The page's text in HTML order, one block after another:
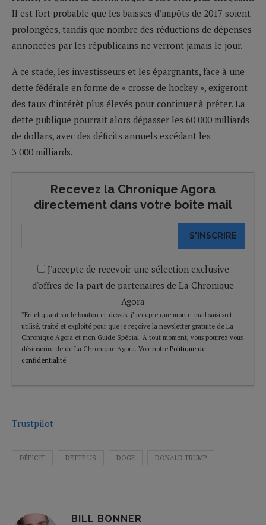
Il est fort probable que les baisses d’impôts de 2017 soient
prolongées, tandis que nombre des réductions de dépenses
annoncées par les républicains ne verront jamais le jour.
A ce stade, les investisseurs et les épargnants, face à une
dette fédérale en forme de « crosse de hockey », exigeront
des taux d’intérêt plus élevés pour continuer à prêter. La
dette publique pourrait alors dépasser les 60 000 milliards
de dollars, avec des déficits annuels excédant les
3 000 milliards.
Recevez la Chronique Agora
directement dans votre boîte mail
S'INSCRIRE
J'accepte de recevoir une sélection exclusive
d'offres de la part de partenaires de La Chronique
Agora
*En cliquant sur le bouton ci-dessus, j’accepte que mon e-mail saisi soit
utilisé, traité et exploité pour que je reçoive la newsletter gratuite de La
Chronique Agora et mon Guide Spécial. A tout moment, vous pourrez vous
désinscrire de de La Chronique Agora. Voir notre Politique de
confidentialité.
Trustpilot
DÉFICIT DETTE US DOGE DONALD TRUMP
BILL BONNER